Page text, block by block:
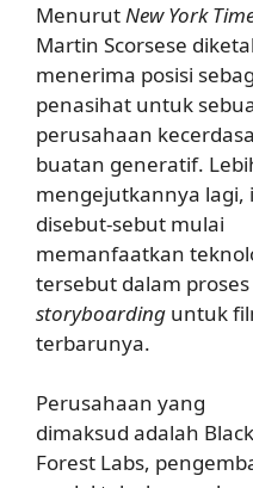
MenurutNew York
Martin Scorsese
menerima posisi
penasihat untuk
perusahaan
buatan generatif.
mengejutkannya lagi,
disebut-sebut mulai
memanfaatkan
tersebut dalam proses
storyboarding untuk
terbarunya.
Perusahaan yang
dimaksud adalah Black
Forest Labs,